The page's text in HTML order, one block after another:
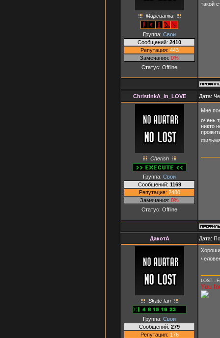
Марсианка
Группа: Свои
Сообщений: 2410
Репутация: 443
Замечания: 0%
Статус: Offline
такой
ChristinkA_in_LOVE Дата:
Cherish
Группа: Свои
Сообщений: 1169
Репутация: 2480
Замечания: 0%
Статус: Offline
Мне
очень
никто
ДакотА Дата:
Skate fan
Группа: Свои
Сообщений: 279
Репутация: 176
You